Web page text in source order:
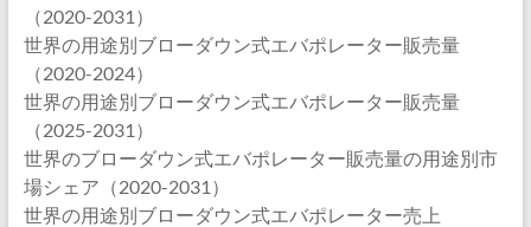
（2020-2031）
世界の用途別ブローダウン式エバポレーター販売量
（2020-2024）
世界の用途別ブローダウン式エバポレーター販売量
（2025-2031）
世界のブローダウン式エバポレーター販売量の用途別市
場シェア（2020-2031）
世界の用途別ブローダウン式エバポレーター売上